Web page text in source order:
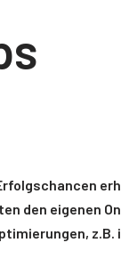
den eigenen
z.B.